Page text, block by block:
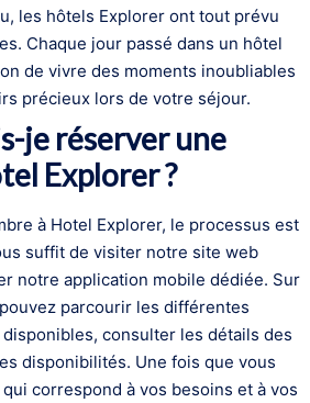
les hôtels Explorer ont tout prévu
Chaque jour passé dans un hôtel
de vivre des moments inoubliables
précieux lors de votre séjour.
je réserver une
Explorer ?
à Hotel Explorer, le processus est
suffit de visiter notre site web
notre application mobile dédiée. Sur
parcourir les différentes
consulter les détails des
disponibilités. Une fois que vous
correspond à vos besoins et à vos